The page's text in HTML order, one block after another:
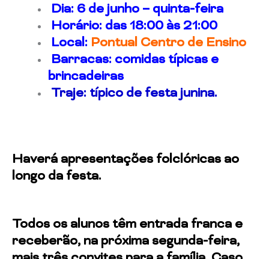
Dia: 6 de junho – quinta-feira
Horário: das 18:00 às 21:00
­ Local: Pontual Centro de Ensino
­ Barracas: comidas típicas e
brincadeiras
Traje: típico de festa junina.
Haverá apresentações folclóricas ao
longo da festa.
Todos os alunos têm entrada franca e
receberão, na próxima segunda-feira,